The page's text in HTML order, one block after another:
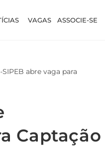
VAGAS ASSOCIE-SE
Captação